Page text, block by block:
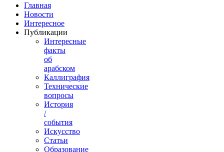
Главная
Новости
Интересное
Публикации
Интересные
факты
об
арабском
Каллиграфия
Технические
вопросы
История
/
события
Искусство
Статьи
Образование